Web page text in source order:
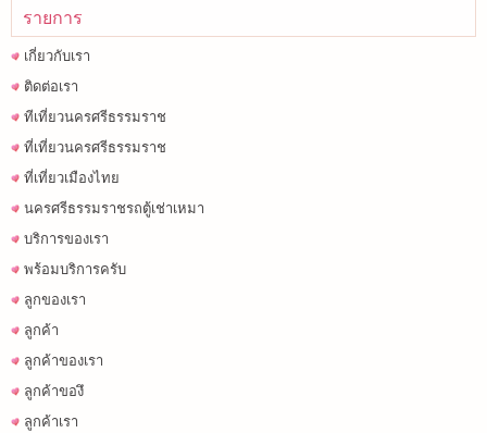
รายการ
เกี่ยวกับเรา
ติดต่อเรา
ทีเที่ยวนครศรีธรรมราช
ที่เที่ยวนครศรีธรรมราช
ที่เที่ยวเมืองไทย
นครศรีธรรมราชรถตู้เช่าเหมา
บริการของเรา
พร้อมบริการครับ
ลูกของเรา
ลูกค้า
ลูกค้าของเรา
ลูกค้าของึ
ลูกค้าเรา